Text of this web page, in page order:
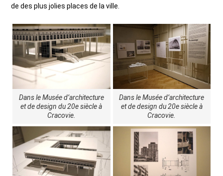
de des plus jolies places de la ville.
Dans le Musée d’architecture
et de design du 20e siècle à
Cracovie.
Dans le Musée d’architecture
et de design du 20e siècle à
Cracovie.